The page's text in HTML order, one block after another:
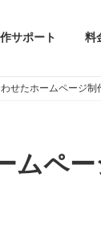
サポート 料
せたホームページ
ムペー